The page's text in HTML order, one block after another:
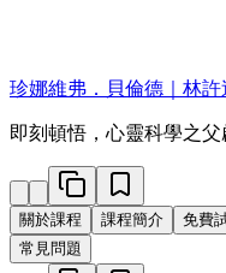
珍娜維弗．貝倫德｜林許
即刻頓悟，心靈科學之
關於課程 課程簡介 免費
常見問題